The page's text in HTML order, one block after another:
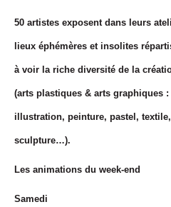
50 artistes exposent dans leurs
lieux éphémères et insolites
à voir la riche diversité de la
(arts plastiques & arts graphiques
illustration, peinture, pastel,
sculpture…).
Les animations du week-end
Samedi